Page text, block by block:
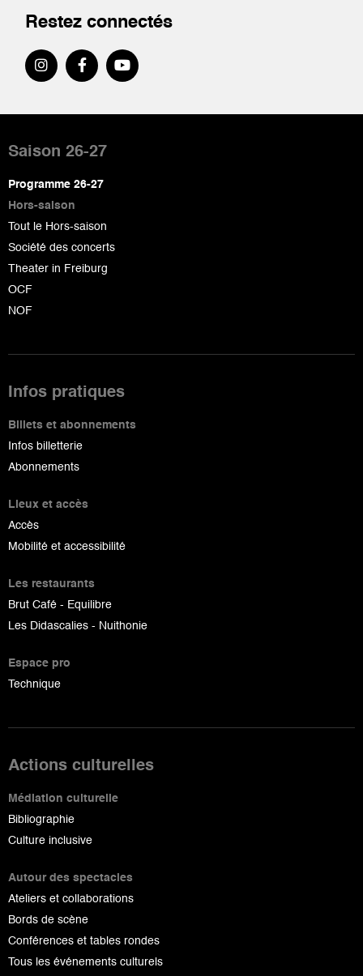
Restez connectés
de
page
Saison 26-27
Programme 26-27
Hors-saison
Tout le Hors-saison
Société des concerts
Theater in Freiburg
OCF
NOF
Infos pratiques
Billets et abonnements
Infos billetterie
Abonnements
Lieux et accès
Accès
Mobilité et accessibilité
Les restaurants
Brut Café - Equilibre
Les Didascalies - Nuithonie
Espace pro
Technique
Actions culturelles
Médiation culturelle
Bibliographie
Culture inclusive
Autour des spectacles
Ateliers et collaborations
Bords de scène
Conférences et tables rondes
Tous les événements culturels